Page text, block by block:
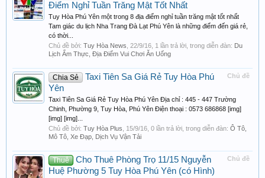
Điểm Nghỉ Tuần Trăng Mật Tốt Nhất
Tuy Hòa Phú Yên một trong 8 địa điểm nghỉ tuần trăng mật tốt nhất
Tam giác du lịch Nha Trang Đà Lạt Phú Yên là những điểm đến giá rẻ,
có thời...
Chủ đề bởi: Tuy Hòa News 22/9/16 , 1 lần trả lời, trong diễn đàn: Du
Lịch Ẩm Thực, Địa Điểm Vui Chơi Ăn Uống
Chủ đề
Chia Sẻ
Taxi Tiên Sa Giá Rẻ Tuy Hòa Phú
Yên
Taxi Tiên Sa Giá Rẻ Tuy Hòa Phú Yên Địa chỉ : 445 - 447 Trường
Chinh, Phường 9, Tuy Hòa, Phú Yên Điện thoại : 0573 686868 [img]
[img] [img]...
Chủ đề bởi: Tuy Hòa Plus 15/9/16 , 0 lần trả lời, trong diễn đàn: Ô Tô,
Mô Tô, Xe Đạp, Dịch Vụ Vận Tải
Chủ đề
Thuê
Cho Thuê Phòng Trọ 11/15 Nguyễn
Huệ Phường 5 Tuy Hòa Phú Yên (có Hình)